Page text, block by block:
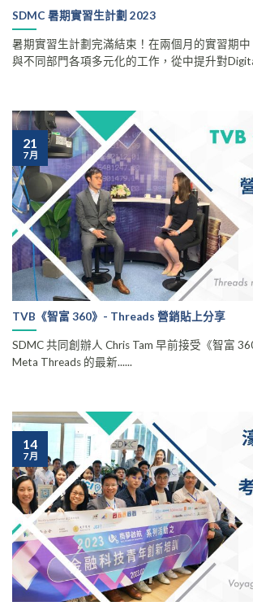
SDMC 暑期實習生計劃 2023
暑期實習生計劃完滿結束！在兩個月的實習期
與不同部門各項多元化的工作，從中提升對
TVB《智富 360》- Threads 營銷貼上分享
SDMC 共同創辦人 Chris Tam 早前接受《智富
Meta Threads 的最新......
21
7 月
14
7 月